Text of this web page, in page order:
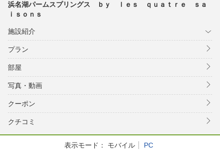
浜名湖パームスプリングス ｂｙ ｌｅｓ ｑｕａｔｒｅ ｓａ
ｉｓｏｎｓ
施設紹介
プラン
部屋
写真・動画
クーポン
クチコミ
表示モード： モバイル PC